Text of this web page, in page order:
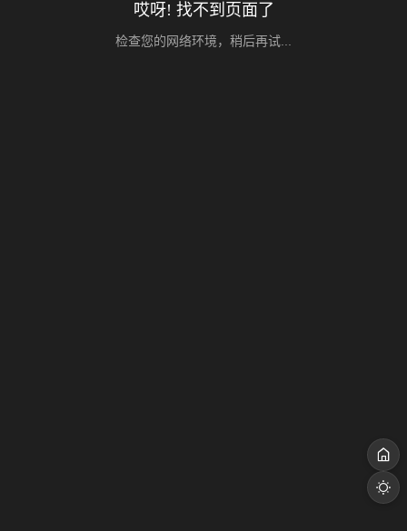
哎呀! 找不到页面了
检查您的网络环境，稍后再试...